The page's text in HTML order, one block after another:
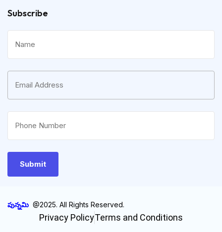
Subscribe
పున్నమి @2025. All Rights Reserved.
Privacy PolicyTerms and Conditions